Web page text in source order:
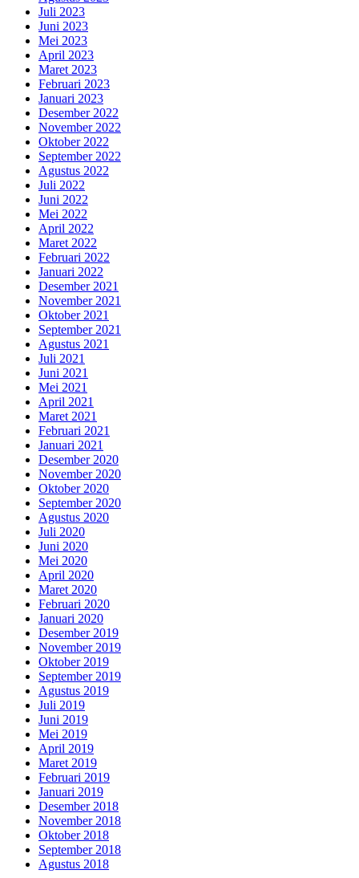
Juli 2023
Juni 2023
Mei 2023
April 2023
Maret 2023
Februari 2023
Januari 2023
Desember 2022
November 2022
Oktober 2022
September 2022
Agustus 2022
Juli 2022
Juni 2022
Mei 2022
April 2022
Maret 2022
Februari 2022
Januari 2022
Desember 2021
November 2021
Oktober 2021
September 2021
Agustus 2021
Juli 2021
Juni 2021
Mei 2021
April 2021
Maret 2021
Februari 2021
Januari 2021
Desember 2020
November 2020
Oktober 2020
September 2020
Agustus 2020
Juli 2020
Juni 2020
Mei 2020
April 2020
Maret 2020
Februari 2020
Januari 2020
Desember 2019
November 2019
Oktober 2019
September 2019
Agustus 2019
Juli 2019
Juni 2019
Mei 2019
April 2019
Maret 2019
Februari 2019
Januari 2019
Desember 2018
November 2018
Oktober 2018
September 2018
Agustus 2018